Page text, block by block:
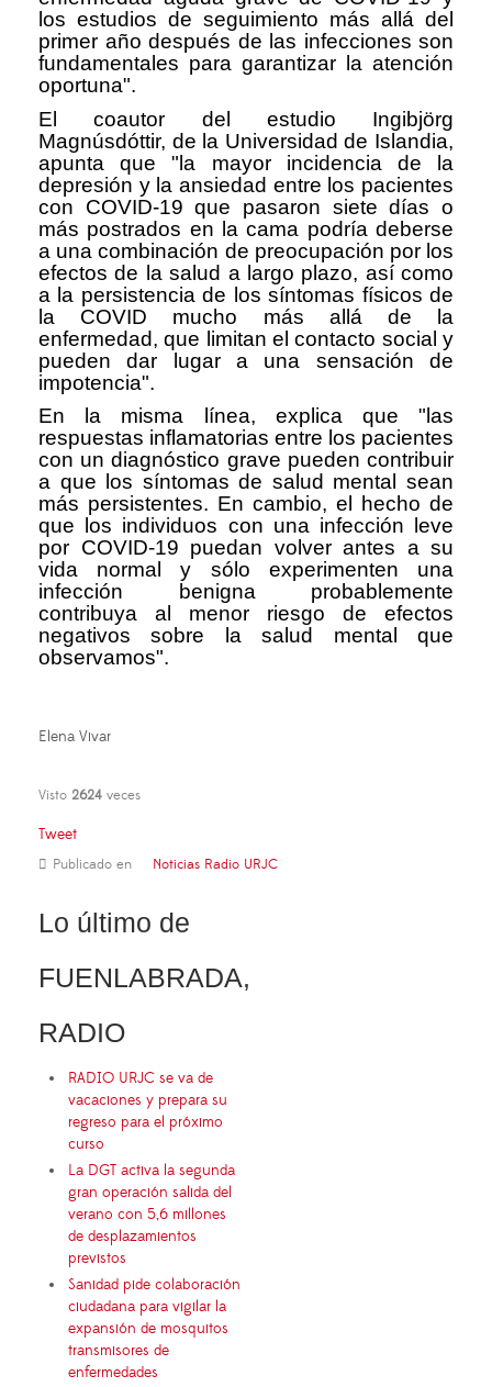
los estudios de seguimiento más allá del
primer año después de las infecciones son
fundamentales para garantizar la atención
oportuna".
El coautor del estudio Ingibjörg
Magnúsdóttir, de la Universidad de Islandia,
apunta que "la mayor incidencia de la
depresión y la ansiedad entre los pacientes
con COVID-19 que pasaron siete días o
más postrados en la cama podría deberse
a una combinación de preocupación por los
efectos de la salud a largo plazo, así como
a la persistencia de los síntomas físicos de
la COVID mucho más allá de la
enfermedad, que limitan el contacto social y
pueden dar lugar a una sensación de
impotencia".
En la misma línea, explica que "las
respuestas inflamatorias entre los pacientes
con un diagnóstico grave pueden contribuir
a que los síntomas de salud mental sean
más persistentes. En cambio, el hecho de
que los individuos con una infección leve
por COVID-19 puedan volver antes a su
vida normal y sólo experimenten una
infección benigna probablemente
contribuya al menor riesgo de efectos
negativos sobre la salud mental que
observamos".
Elena Vivar
Visto 2624 veces
Tweet
Publicado en Noticias Radio URJC
Lo último de
FUENLABRADA,
RADIO
RADIO URJC se va de
vacaciones y prepara su
regreso para el próximo
curso
La DGT activa la segunda
gran operación salida del
verano con 5,6 millones
de desplazamientos
previstos
Sanidad pide colaboración
ciudadana para vigilar la
expansión de mosquitos
transmisores de
enfermedades